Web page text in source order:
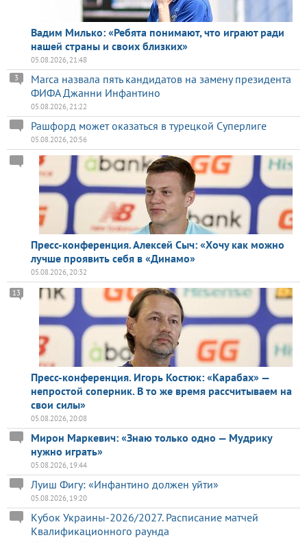
Вадим Милько: «Ребята понимают, что играют ради
нашей страны и своих близких»
05.08.2026, 21:48
Marca назвала пять кандидатов на замену президента
ФИФА Джанни Инфантино
3
05.08.2026, 21:22
Рашфорд может оказаться в турецкой Суперлиге
05.08.2026, 20:56
Пресс-конференция. Алексей Сыч: «Хочу как можно
лучше проявить себя в «Динамо»
05.08.2026, 20:32
Пресс-конференция. Игорь Костюк: «Карабах» —
непростой соперник. В то же время рассчитываем на
свои силы»
13
05.08.2026, 20:08
Мирон Маркевич: «Знаю только одно — Мудрику
нужно играть»
05.08.2026, 19:44
Луиш Фигу: «Инфантино должен уйти»
05.08.2026, 19:20
Кубок Украины-2026/2027. Расписание матчей
Квалификационного раунда